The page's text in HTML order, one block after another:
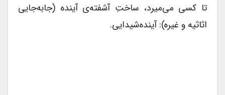
تا کسی می‌میرد، ساختِ آشفته‌ی آینده (جابه‌جایی
اثاثیه و غیره): آینده‌شیدایی.